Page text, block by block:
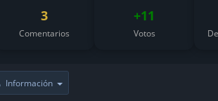
3
Comentarios
+11
Votos
Información